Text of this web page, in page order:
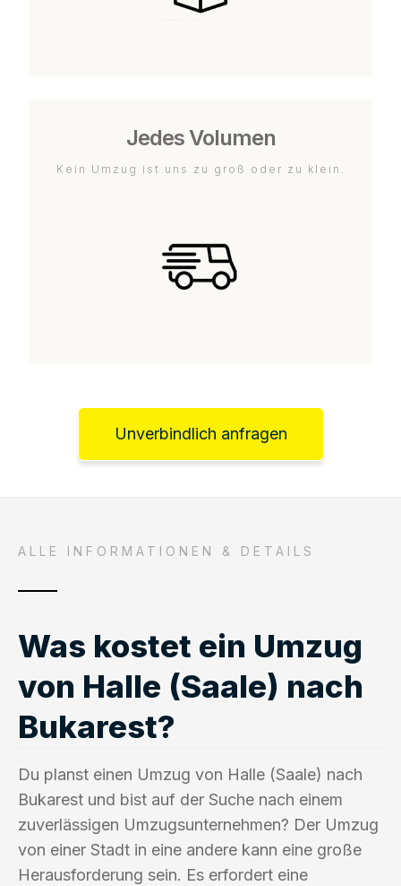
Jedes Volumen
Kein Umzug ist uns zu groß oder zu klein.
Unverbindlich anfragen
ALLE INFORMATIONEN & DETAILS
Was kostet ein Umzug
von Halle (Saale) nach
Bukarest?
Du planst einen Umzug von Halle (Saale) nach
Bukarest und bist auf der Suche nach einem
zuverlässigen Umzugsunternehmen? Der Umzug
von einer Stadt in eine andere kann eine große
Herausforderung sein. Es erfordert eine